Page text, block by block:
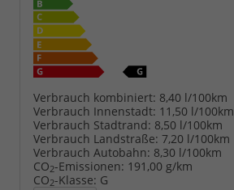
Verbrauch kombiniert: 8,40 l/100km
Verbrauch Innenstadt: 11,50 l/100km
Verbrauch Stadtrand: 8,50 l/100km
Verbrauch Landstraße: 7,20 l/100km
Verbrauch Autobahn: 8,30 l/100km
CO2-Emissionen: 191,00 g/km
CO2-Klasse: G